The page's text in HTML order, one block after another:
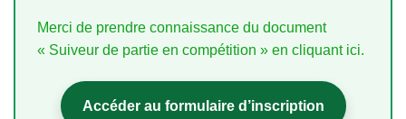
Merci de prendre connaissance du document
« Suiveur de partie en compétition » en cliquant ici.
Accéder au formulaire d’inscription